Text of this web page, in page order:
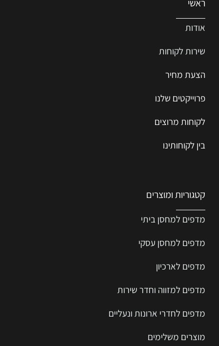
ראשי
אודות
שירות לקוחות
הצעת מחיר
פרוייקטים שלנו
לקוחות מרוצים
בין לקוחותינו
קטגוריות ומוצרים
מדפים למחסן ביתי
מדפים למחסן עסקי
מדפים לארכיון
מדפים למזווה וחדר שירות
מדפים לחדרי ארונות ונעליים
מוצרים משלימים